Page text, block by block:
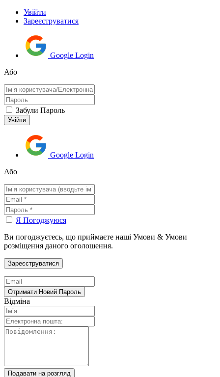
Увійти
Зареєструватися
Google Login
Або
Забули Пароль
Google Login
Або
Я Погоджуюся
Ви погоджуєтесь, що приймаєте наші Умови & Умови
розміщення даного оголошення.
Відміна